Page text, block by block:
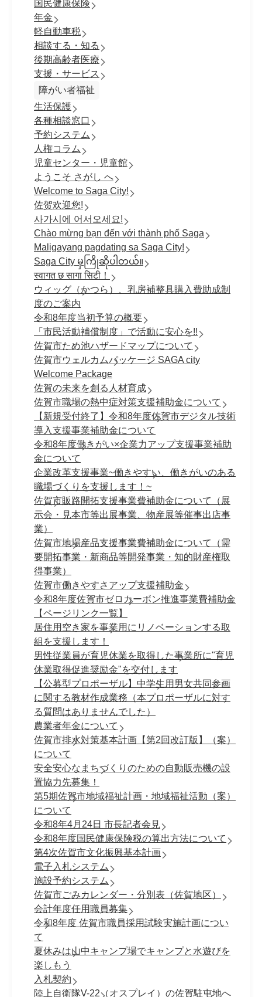
国民健康保険
年金
軽自動車税
相談する・知る
後期高齢者医療
支援・サービス
障がい者福祉
生活保護
各種相談窓口
予約システム
人権コラム
児童センター・児童館
ようこそ さがし へ
Welcome to Saga City!
佐贺欢迎您!
사가시에 어서오세요!
Chào mừng bạn đến với thành phố Saga
Maligayang pagdating sa Saga City!
Saga City မှကြိုဆိုပါတယ်။
स्वागत छ सागा सिटी！
ウィッグ（かつら）、乳房補整具購入費助成制
度のご案内
令和8年度当初予算の概要
「市民活動補償制度」で活動に安心を!!
佐賀市ため池ハザードマップについて
佐賀市ウェルカムパッケージ SAGA city
Welcome Package
佐賀の未来を創る人材育成
佐賀市職場の熱中症対策支援補助金について
【新規受付終了】令和8年度佐賀市デジタル技術
導入支援事業補助金について
令和8年度働きがい×企業力アップ支援事業補助
金について
企業改革支援事業~働きやすい、働きがいのある
職場づくりを支援します！~
佐賀市販路開拓支援事業費補助金について（展
示会・見本市等出展事業、物産展等催事出店事
業）
佐賀市地場産品支援事業費補助金について（需
要開拓事業・新商品等開発事業・知的財産権取
得事業）
佐賀市働きやすさアップ支援補助金
令和8年度佐賀市ゼロカーボン推進事業費補助金
【ページリンク一覧】
居住用空き家を事業用にリノベーションする取
組を支援します！
男性従業員が育児休業を取得した事業所に"育児
休業取得促進奨励金"を交付します
【公募型プロポーザル】中学生用男女共同参画
に関する教材作成業務（本プロポーザルに対す
る質問はありませんでした）
農業者年金について
佐賀市排水対策基本計画【第2回改訂版】（案）
について
安全安心なまちづくりのための自動販売機の設
置協力先募集！
第5期佐賀市地域福祉計画・地域福祉活動（案）
について
令和8年4月24日 市長記者会見
令和8年度国民健康保険税の算出方法について
第4次佐賀市文化振興基本計画
電子入札システム
施設予約システム
佐賀市ごみカレンダー・分別表（佐賀地区）
会計年度任用職員募集
令和8年度 佐賀市職員採⽤試験実施計画につい
て
夏休みは山中キャンプ場でキャンプと水遊びを
楽しもう
入札契約
陸上自衛隊V-22（オスプレイ）の佐賀駐屯地へ